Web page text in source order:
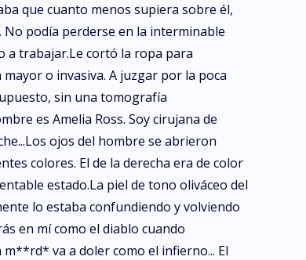
que cuanto menos supiera sobre él,
podía perderse en la interminable
a trabajar.Le cortó la ropa para
o invasiva. A juzgar por la poca
sin una tomografía
es Amelia Ross. Soy cirujana de
ojos del hombre se abrieron
colores. El de la derecha era de color
estado.La piel de tono oliváceo del
lo estaba confundiendo y volviendo
en mí como el diablo cuando
va a doler como el infierno... El